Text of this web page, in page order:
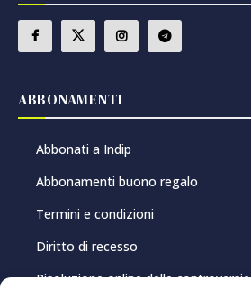
ABBONAMENTI
Abbonati a Indip
Abbonamenti buono regalo
Termini e condizioni
Diritto di recesso
Risoluzione online delle controversie